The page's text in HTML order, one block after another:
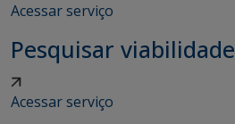
Acessar serviço
Pesquisar viabilidade
Acessar serviço